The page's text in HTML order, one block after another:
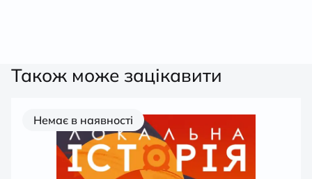
Також може зацікавити
Немає в наявності